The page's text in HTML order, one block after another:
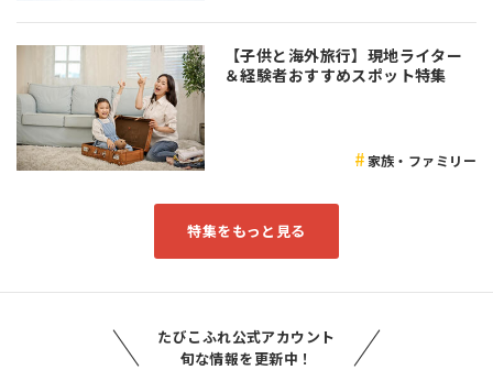
【子供と海外旅行】現地ライター
＆経験者おすすめスポット特集
家族・ファミリー
特集をもっと見る
たびこふれ公式アカウント
旬な情報を更新中！